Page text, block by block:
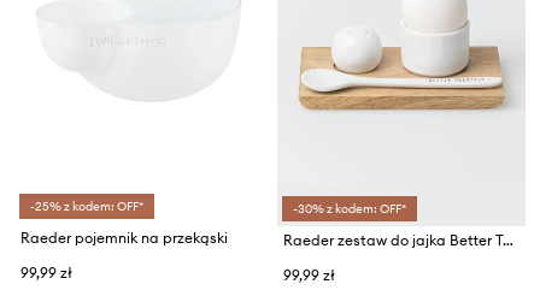
-25% z kodem: OFF*
Raeder pojemnik na przekąski
99,99 zł
-30% z kodem: OFF*
Raeder zestaw do jajka Better Together
99,99 zł